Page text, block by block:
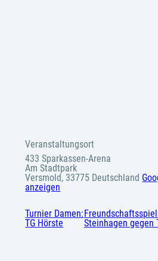
Veranstaltungsort
433 Sparkassen-Arena
Am Stadtpark
Versmold, 33775 Deutschland
anzeigen
Turnier Damen:
TG Hörste
Steinhagen gegen